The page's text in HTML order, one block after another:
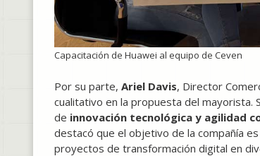
Capacitación de Huawei al equipo de Ceven
Por su parte, Ariel Davis, Director
cualitativo en la propuesta del mayorista.
de innovación tecnológica y agilidad
destacó que el objetivo de la compañía
proyectos de transformación digital en